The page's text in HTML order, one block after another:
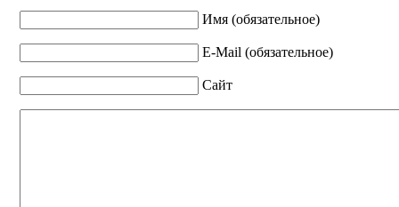
Имя (обязательное)
E-Mail (обязательное)
Сайт